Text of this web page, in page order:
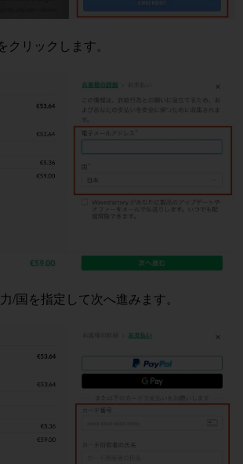
クリックします。
/国を指定して次へ進みます。